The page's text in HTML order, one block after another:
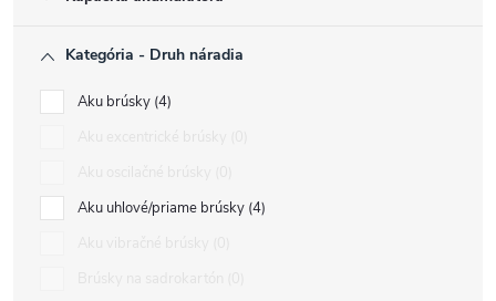
Kategória - Druh náradia
Aku brúsky 4
Aku uhlové/priame brúsky 4